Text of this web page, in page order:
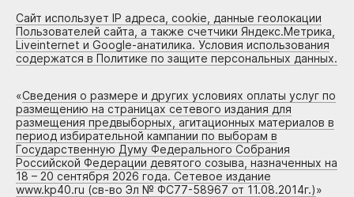
Сайт использует IP адреса, cookie, данные геолокации
Пользователей сайта, а также счетчики Яндекс.Метрика,
Liveinternet и Google-анатилика. Условия использования
содержатся в Политике по защите персональных данных.
«Сведения о размере и других условиях оплаты услуг по
размещению на страницах сетевого издания для
размещения предвыборных, агитационных материалов в
период избирательной кампании по выборам в
Государственную Думу Федерального Собрания
Российской Федерации девятого созыва, назначенных на
18 – 20 сентября 2026 года. Сетевое издание
www.kp40.ru (св-во Эл № ФС77-58967 от 11.08.2014г.)»